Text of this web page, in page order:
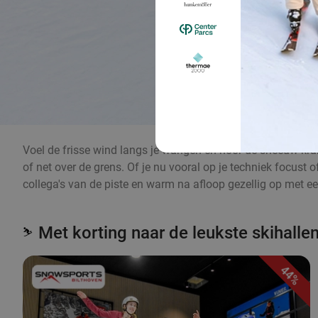
Voel de frisse wind langs je wangen en hoor de sneeuw
of net over de grens. Of je nu vooral op je techniek focust
collega's van de piste en warm na afloop gezellig op met
⛷️ Met korting naar de leukste skihallen
44%